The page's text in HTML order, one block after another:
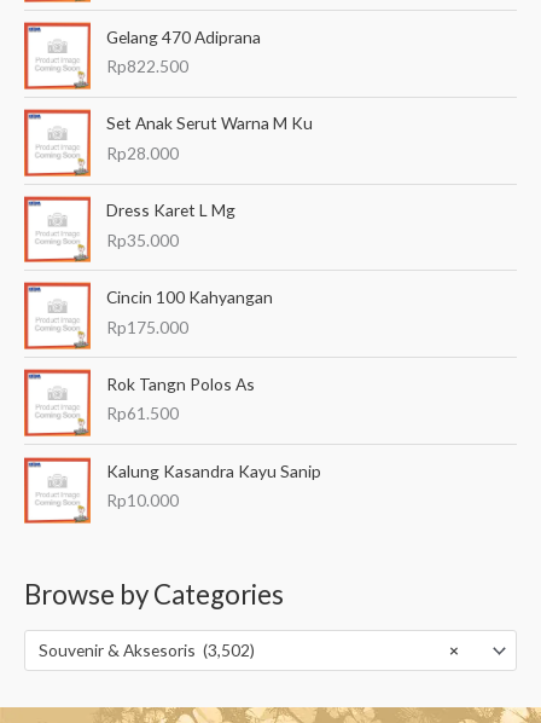
Gelang 470 Adiprana
Rp822.500
Set Anak Serut Warna M Ku
Rp28.000
Dress Karet L Mg
Rp35.000
Cincin 100 Kahyangan
Rp175.000
Rok Tangn Polos As
Rp61.500
Kalung Kasandra Kayu Sanip
Rp10.000
Browse by Categories
×
Souvenir & Aksesoris (3,502)